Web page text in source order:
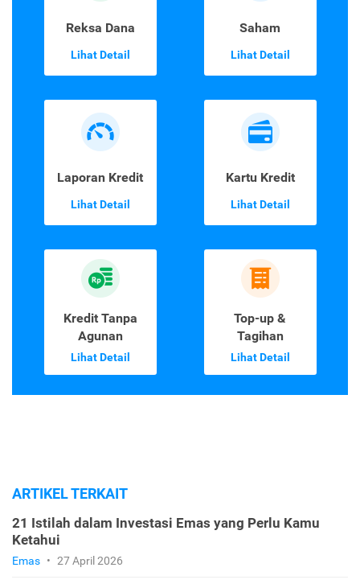
Reksa Dana
Lihat Detail
Saham
Lihat Detail
Laporan Kredit
Lihat Detail
Kartu Kredit
Lihat Detail
Kredit Tanpa
Agunan
Lihat Detail
Top-up &
Tagihan
Lihat Detail
ARTIKEL TERKAIT
21 Istilah dalam Investasi Emas yang Perlu Kamu
Ketahui
Emas • 27 April 2026